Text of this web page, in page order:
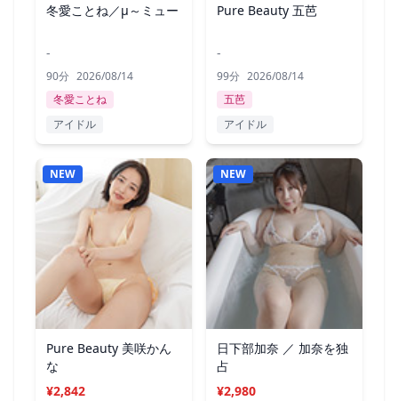
冬愛ことね／μ～ミュー
-
90分 2026/08/14
冬愛ことね
アイドル
Pure Beauty 五芭
-
99分 2026/08/14
五芭
アイドル
NEW
Pure Beauty 美咲かん
な
¥2,842
NEW
日下部加奈 ／ 加奈を独
占
¥2,980